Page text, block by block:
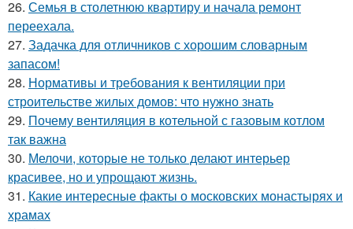
26. Семья в столетнюю квартиру и начала ремонт
переехала.
27. Задачка для отличников с хорошим словарным
запасом!
28. Нормативы и требования к вентиляции при
строительстве жилых домов: что нужно знать
29. Почему вентиляция в котельной с газовым котлом
так важна
30. Мелочи, которые не только делают интерьер
красивее, но и упрощают жизнь.
31. Какие интересные факты о московских монастырях и
храмах